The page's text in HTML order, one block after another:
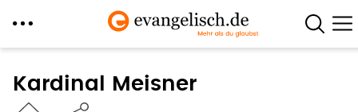
zum
Inhalt
Kardinal Meisner